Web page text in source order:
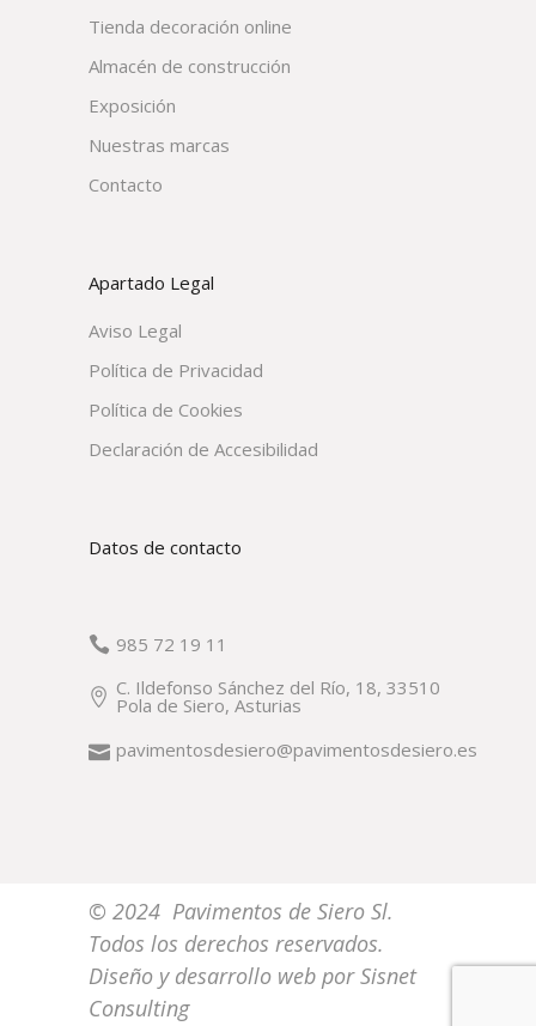
Tienda decoración online
Almacén de construcción
Exposición
Nuestras marcas
Contacto
Apartado Legal
Aviso Legal
Política de Privacidad
Política de Cookies
Declaración de Accesibilidad
Datos de contacto
985 72 19 11
C. Ildefonso Sánchez del Río, 18, 33510
Pola de Siero, Asturias
pavimentosdesiero@pavimentosdesiero.es
© 2024 Pavimentos de Siero Sl.
Todos los derechos reservados.
Diseño y desarrollo web porSisnet
Consulting